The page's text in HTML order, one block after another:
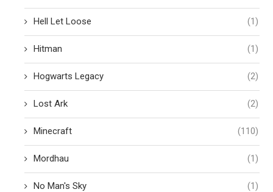
Hell Let Loose (1)
Hitman (1)
Hogwarts Legacy (2)
Lost Ark (2)
Minecraft (110)
Mordhau (1)
No Man's Sky (1)